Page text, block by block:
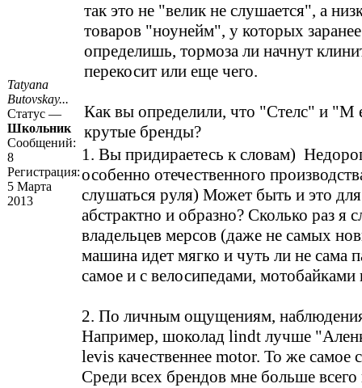
Tatyana
Butovskay...
Статус —
Школьник
Сообщений:
8
Регистрация:
5 Марта
2013
так это не "велик не слушается", а
товаров "ноунейм", у которых
определишь, тормоза ли начнут
перекосит или еще чего.
Как вы определили, что "Стелс" и "М
крутые бренды?
1. Вы придираетесь к словам)
особенно отечественного
слушаться руля) Может быть и это
абстрактно и образно? Сколько раз я
владельцев мерсов (даже не самых
машина идет мягко и чуть ли не сама
самое и с велосипедами, мотобайками
2. По личным ощущениям,
Например, шоколад lindt лучше
levis качественнее motor. То же самое
Среди всех брендов мне больше всего